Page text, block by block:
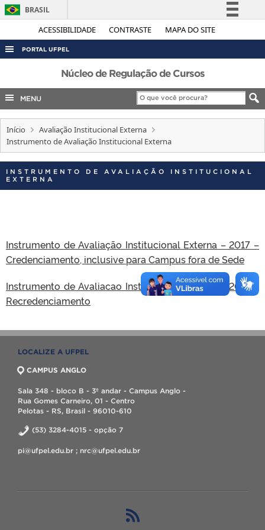
ACESSIBILIDADE CONTRASTE MAPA DO SITE
BRASIL
Simplifique!
Legislação
Canais
PORTAL UFPEL
ACESSO À INFORMAÇÃO
AUDITORIA
COBALTO
CONCURSOS
INTERNACIONAL
OUVIDORIA
Núcleo de Regulação de Cursos
MENU
Início
Avaliação Institucional Externa
Instrumento de Avaliação Institucional Externa
INSTRUMENTO DE AVALIAÇÃO INSTITUCIONAL
EXTERNA
Instrumento de Avaliação Institucional Externa – 2017 –
Credenciamento, inclusive para Campus fora de Sede
Instrumento de Avaliacao Institucional Externa – 2017 –
Recredenciamento
LOCALIZE A UFPEL
CAMPUS ANGLO
Sala 348 - bloco B - 3º andar - Campus Anglo -
Rua Gomes Carneiro, 01 - Centro
Pelotas - RS, Brasil - 96010-610
(53) 3284-4015 - opção 7
pi@ufpel.edu.br ; nrc@ufpel.edu.br